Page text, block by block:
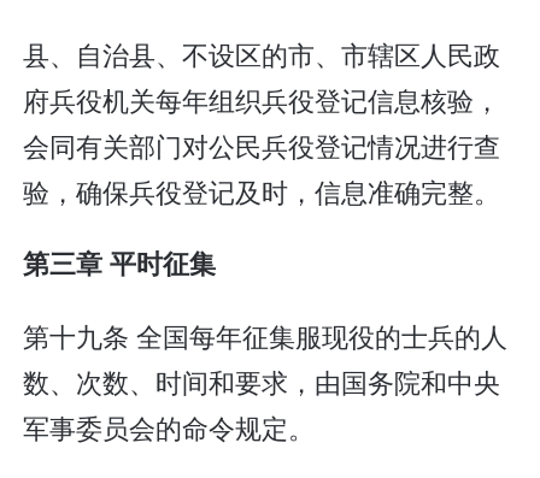
县、自治县、不设区的市、市辖区人民政
府兵役机关每年组织兵役登记信息核验，
会同有关部门对公民兵役登记情况进行查
验，确保兵役登记及时，信息准确完整。
第三章 平时征集
第十九条 全国每年征集服现役的士兵的人
数、次数、时间和要求，由国务院和中央
军事委员会的命令规定。